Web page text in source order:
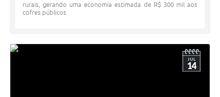
rurais, gerando uma economia estimada de R$ 300 mil aos
cofres públicos
JUL
14